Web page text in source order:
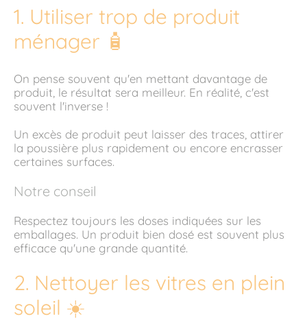
1. Utiliser trop de produit
ménager 🧴
On pense souvent qu'en mettant davantage de
produit, le résultat sera meilleur. En réalité, c'est
souvent l'inverse !
Un excès de produit peut laisser des traces, attirer
la poussière plus rapidement ou encore encrasser
certaines surfaces.
Notre conseil
Respectez toujours les doses indiquées sur les
emballages. Un produit bien dosé est souvent plus
efficace qu'une grande quantité.
2. Nettoyer les vitres en plein
soleil ☀️